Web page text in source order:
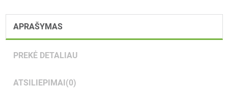
APRAŠYMAS
PREKĖ DETALIAU
ATSILIEPIMAI(0)